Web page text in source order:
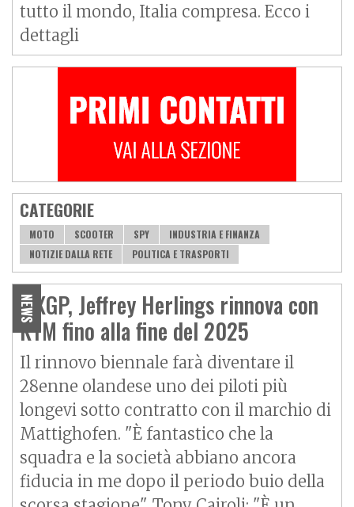
tutto il mondo, Italia compresa. Ecco i
dettagli
CATEGORIE
MOTO SCOOTER SPY
INDUSTRIA E FINANZA
NOTIZIE DALLA RETE
POLITICA E TRASPORTI
NEWS
MXGP, Jeffrey Herlings rinnova con
KTM fino alla fine del 2025
Il rinnovo biennale farà diventare il
28enne olandese uno dei piloti più
longevi sotto contratto con il marchio di
Mattighofen. "È fantastico che la
squadra e la società abbiano ancora
fiducia in me dopo il periodo buio della